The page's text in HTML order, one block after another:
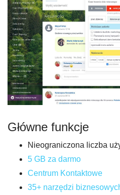
Główne funkcje
Nieograniczona liczba
5 GB za darmo
Centrum Kontaktowe
35+ narzędzi